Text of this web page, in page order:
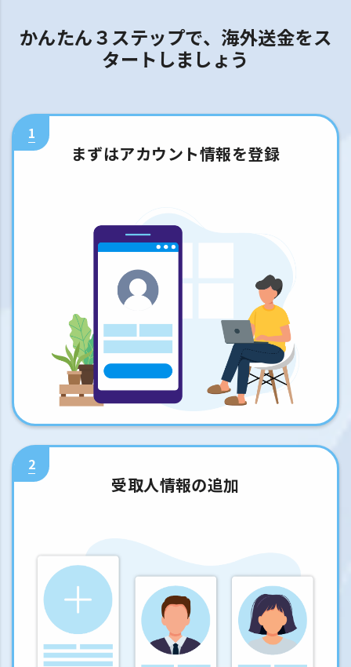
かんたん３ステップで、海外送金をス
タートしましょう
1
まずはアカウント情報を登録
2
受取人情報の追加